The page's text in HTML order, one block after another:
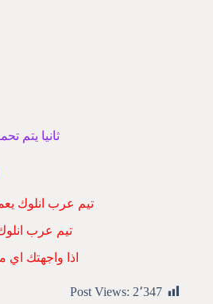
ثانيا يتم
تيم عرب انلوك
تيم عرب
اذا واجهتك اي
Post Views: 2٬347